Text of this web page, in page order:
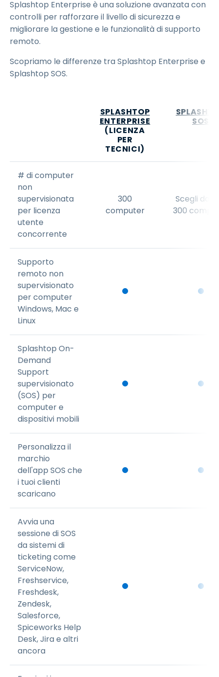
Splashtop Enterprise è una soluzione avanzata con
controlli per rafforzare il livello di sicurezza e
migliorare la gestione e le funzionalità di supporto
remoto.
Scopriamo le differenze tra Splashtop Enterprise e
Splashtop SOS.
SPLASHTOP
ENTERPRISE
(LICENZA
PER
TECNICI)
SOS
# di computer
non
supervisionata
per licenza
utente
concorrente
300
computer
Scegli da
300
Supporto
remoto non
supervisionato
per computer
Windows, Mac e
Linux
Splashtop On-
Demand
Support
supervisionato
(SOS) per
computer e
dispositivi mobili
Personalizza il
marchio
dell'app SOS che
i tuoi clienti
scaricano
Avvia una
sessione di SOS
da sistemi di
ticketing come
ServiceNow,
Freshservice,
Freshdesk,
Zendesk,
Salesforce,
Spiceworks Help
Desk, Jira e altri
ancora